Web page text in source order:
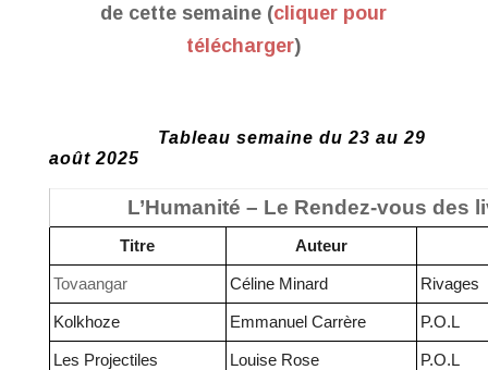
de cette semaine (cliquer pour
télécharger)
Tableau semaine du 23 au 29
août 2025
L’Humanité – Le Rendez-vous des
Titre Auteur
Tovaangar Céline Minard Rivages
Kolkhoze Emmanuel Carrère P.O.L
Les Projectiles Louise Rose P.O.L